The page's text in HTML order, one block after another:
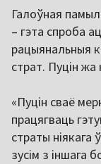
Галоўная
– гэта спроба
рацыянальныя
страт. Пуцін жа
«Пуцін сваё
працягваць
страты
зусім з іншага